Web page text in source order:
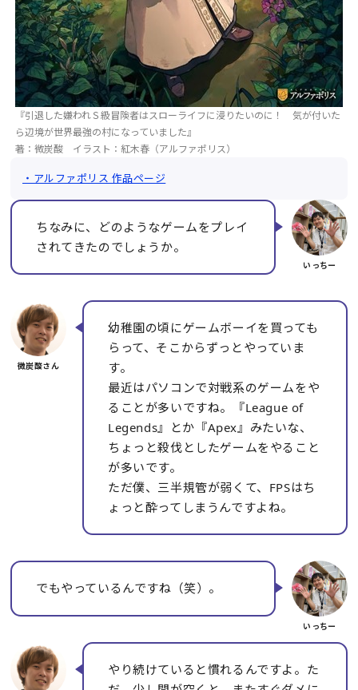
『引退した嫌われＳ級冒険者はスローライフに浸りたいのに！ 気が付いた
ら辺境が世界最強の村になっていました』
著：微炭酸 イラスト：紅木春（アルファポリス）
・アルファポリス 作品ページ
ちなみに、どのようなゲームをプレイ
されてきたのでしょうか。
幼稚園の頃にゲームボーイを買っても
らって、そこからずっとやっていま
す。
最近はパソコンで対戦系のゲームをや
ることが多いですね。『League of
Legends』とか『Apex』みたいな、
ちょっと殺伐としたゲームをやること
が多いです。
ただ僕、三半規管が弱くて、FPSはち
ょっと酔ってしまうんですよね。
でもやっているんですね（笑）。
やり続けていると慣れるんですよ。た